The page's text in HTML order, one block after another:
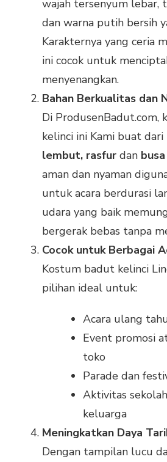
wajah tersenyum lebar,
dan warna putih bersih
Karakternya yang ceria
ini cocok untuk
menyenangkan.
Bahan Berkualitas dan
Di ProdusenBadut.com,
kelinci ini Kami buat dari
lembut, rasfur dan
aman dan nyaman
untuk acara berdurasi
udara yang baik
bergerak bebas tanpa
Cocok untuk Berbagai
Kostum badut kelinci
pilihan ideal untuk:
Acara ulang
Event promosi
toko
Parade dan
Aktivitas
keluarga
Meningkatkan Daya
Dengan tampilan lucu